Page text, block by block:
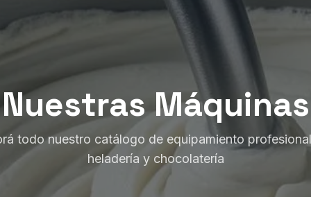
Nuestras Máquinas
todo nuestro catálogo de equipamiento
heladería y chocolatería